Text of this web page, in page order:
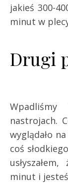
jakieś 300-
minut w
Drugi
nastrojach.
wyglądało
coś
minut i